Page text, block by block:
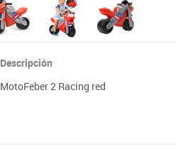
Descripción
MotoFeber 2 Racing red